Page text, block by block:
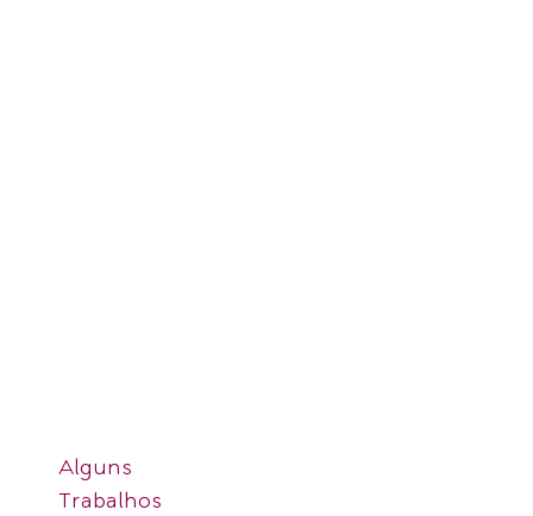
Alguns
Trabalhos